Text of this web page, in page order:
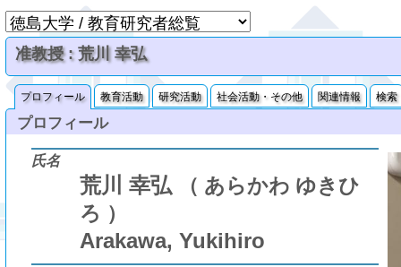
准教授 : 荒川 幸弘
プロフィール 教育活動 研究活動 社会活動・その他 関連情報 検索
プロフィール
氏名
荒川 幸弘
（ あらかわ ゆきひ
ろ ）
Arakawa, Yukihiro